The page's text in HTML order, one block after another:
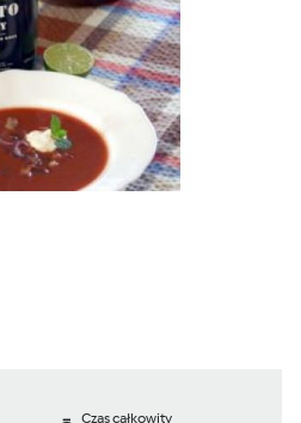
Czas całkowity